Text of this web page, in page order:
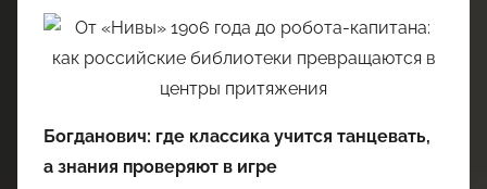
Богданович: где классика учится танцевать,
а знания проверяют в игре